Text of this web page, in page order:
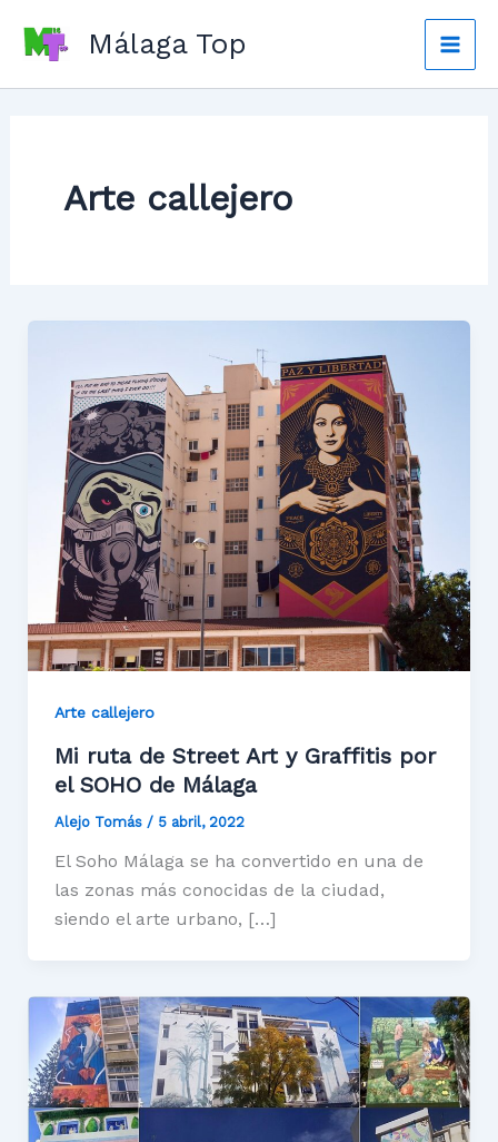
Málaga Top
Arte callejero
Arte callejero
Mi ruta de Street Art y Graffitis por
el SOHO de Málaga
Alejo Tomás / 5 abril, 2022
El Soho Málaga se ha convertido en una de
las zonas más conocidas de la ciudad,
siendo el arte urbano, […]